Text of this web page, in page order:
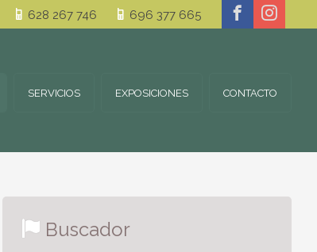
628 267 746 696 377 665
SERVICIOS EXPOSICIONES CONTACTO
Buscador